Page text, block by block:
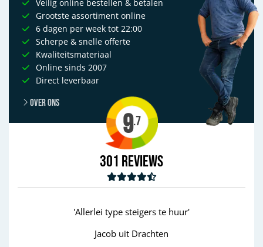
Veilig online bestellen & betalen
Grootste assortiment online
6 dagen per week tot 22:00
Scherpe & snelle offerte
Kwaliteitsmateriaal
Online sinds 2007
Direct leverbaar
Over ons
9.7
301 Reviews
'Allerlei type steigers te huur'
Jacob uit Drachten